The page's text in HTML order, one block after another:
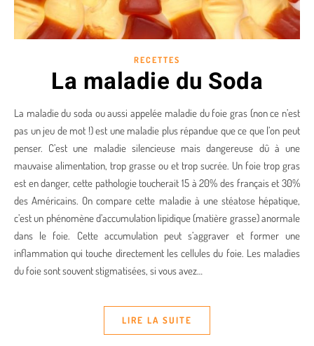
RECETTES
La maladie du Soda
La maladie du soda ou aussi appelée maladie du foie gras (non ce n’est
pas un jeu de mot !) est une maladie plus répandue que ce que l’on peut
penser. C’est une maladie silencieuse mais dangereuse dû à une
mauvaise alimentation, trop grasse ou et trop sucrée. Un foie trop gras
est en danger, cette pathologie toucherait 15 à 20% des français et 30%
des Américains. On compare cette maladie à une stéatose hépatique,
c’est un phénomène d’accumulation lipidique (matière grasse) anormale
dans le foie. Cette accumulation peut s’aggraver et former une
inflammation qui touche directement les cellules du foie. Les maladies
du foie sont souvent stigmatisées, si vous avez…
LIRE LA SUITE